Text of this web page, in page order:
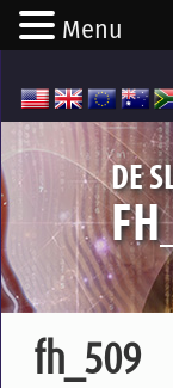
DE
fh_509
Menu